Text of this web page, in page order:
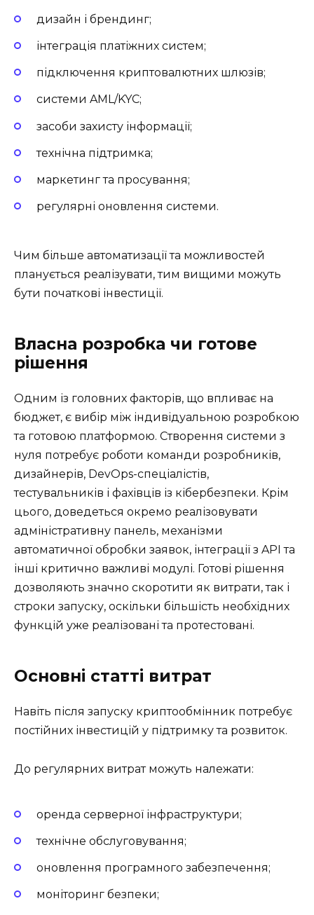
дизайн і брендинг;
інтеграція платіжних систем;
підключення криптовалютних шлюзів;
системи AML/KYC;
засоби захисту інформації;
технічна підтримка;
маркетинг та просування;
регулярні оновлення системи.
Чим більше автоматизації та можливостей
планується реалізувати, тим вищими можуть
бути початкові інвестиції.
Власна розробка чи готове
рішення
Одним із головних факторів, що впливає на
бюджет, є вибір між індивідуальною розробкою
та готовою платформою. Створення системи з
нуля потребує роботи команди розробників,
дизайнерів, DevOps-спеціалістів,
тестувальників і фахівців із кібербезпеки. Крім
цього, доведеться окремо реалізовувати
адміністративну панель, механізми
автоматичної обробки заявок, інтеграції з API та
інші критично важливі модулі. Готові рішення
дозволяють значно скоротити як витрати, так і
строки запуску, оскільки більшість необхідних
функцій уже реалізовані та протестовані.
Основні статті витрат
Навіть після запуску криптообмінник потребує
постійних інвестицій у підтримку та розвиток.
До регулярних витрат можуть належати:
оренда серверної інфраструктури;
технічне обслуговування;
оновлення програмного забезпечення;
моніторинг безпеки;